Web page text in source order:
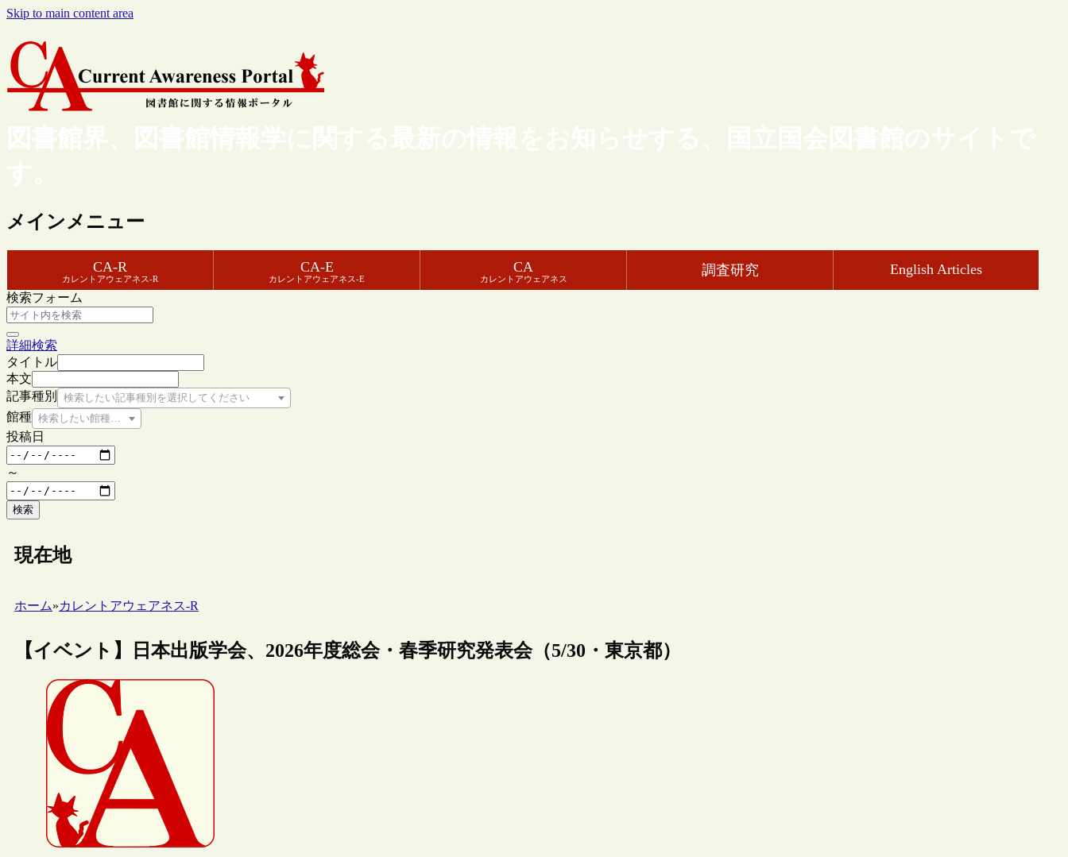
Skip to main content area
図書館界、図書館情報学に関する最新の情報をお知らせする、国立国会図書館のサイトで
す。
メインメニュー
CA-R
カレントアウェアネス-R
CA-E
カレントアウェアネス-E
CA
カレントアウェアネス
調査研究 English Articles
検索フォーム
詳細検索
タイトル
本文
記事種別
検索したい記事種別を選択してください
館種 検索したい館種を選択してください
投稿日
～
検索
現在地
ホーム»カレントアウェアネス-R
【イベント】日本出版学会、2026年度総会・春季研究発表会（5/30・東京都）